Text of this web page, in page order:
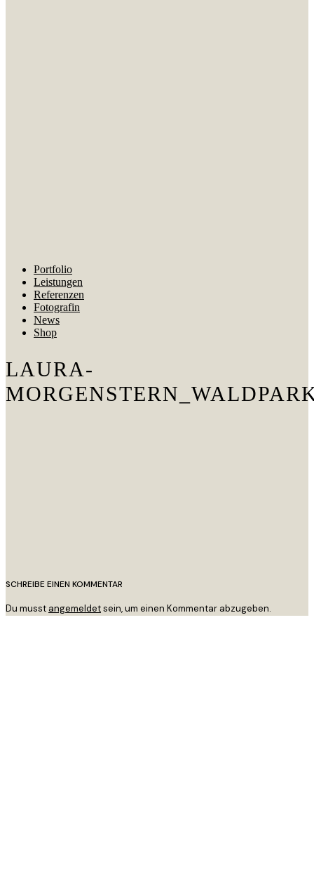
Portfolio
Leistungen
Referenzen
Fotografin
News
Shop
LAURA-
SCHREIBE EINEN KOMMENTAR
Du musst angemeldetsein, um einen Kommentar abzugeben.